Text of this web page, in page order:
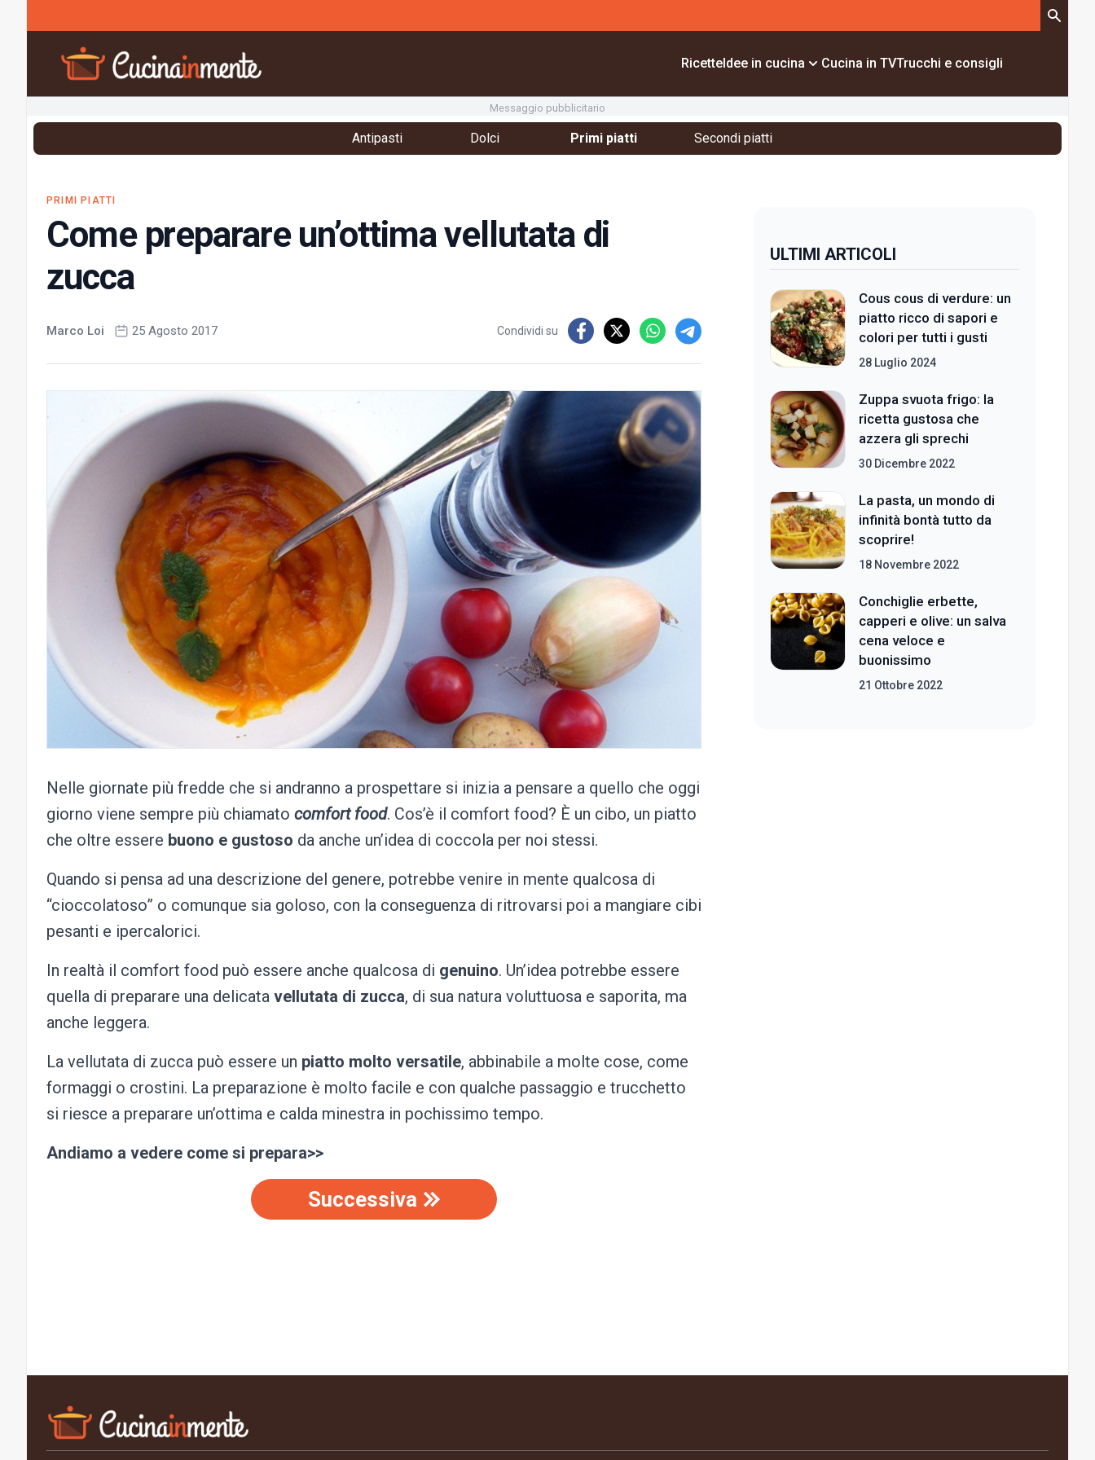
RicetteIdee in cucina Cucina in TVTrucchi e consigli
Messaggio pubblicitario
Antipasti Dolci Primi piatti Secondi piatti
PRIMI PIATTI
Come preparare un’ottima vellutata di
zucca
Marco Loi 25 Agosto 2017 Condividi su
Nelle giornate più fredde che si andranno a prospettare si inizia a pensare a quello che oggi
giorno viene sempre più chiamato comfort food. Cos’è il comfort food? È un cibo, un piatto
che oltre essere buono e gustoso da anche un’idea di coccola per noi stessi.
Quando si pensa ad una descrizione del genere, potrebbe venire in mente qualcosa di
“cioccolatoso” o comunque sia goloso, con la conseguenza di ritrovarsi poi a mangiare cibi
pesanti e ipercalorici.
In realtà il comfort food può essere anche qualcosa di genuino. Un’idea potrebbe essere
quella di preparare una delicata vellutata di zucca, di sua natura voluttuosa e saporita, ma
anche leggera.
La vellutata di zucca può essere un piatto molto versatile, abbinabile a molte cose, come
formaggi o crostini. La preparazione è molto facile e con qualche passaggio e trucchetto
si riesce a preparare un’ottima e calda minestra in pochissimo tempo.
Andiamo a vedere come si prepara>>
Successiva
ULTIMI ARTICOLI
Cous cous di verdure: un
piatto ricco di sapori e
colori per tutti i gusti
28 Luglio 2024
Zuppa svuota frigo: la
ricetta gustosa che
azzera gli sprechi
30 Dicembre 2022
La pasta, un mondo di
infinità bontà tutto da
scoprire!
18 Novembre 2022
Conchiglie erbette,
capperi e olive: un salva
cena veloce e
buonissimo
21 Ottobre 2022